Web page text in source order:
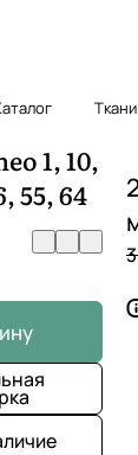
1, 10,
55, 64